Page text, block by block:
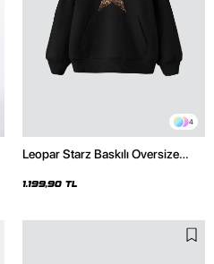
4
Leopar Starz Baskılı Oversize
1.199,90 TL